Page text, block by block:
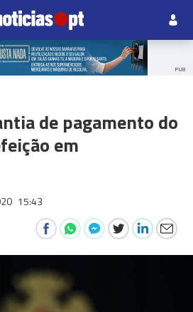
PUB
de pagamento do
em
15:43